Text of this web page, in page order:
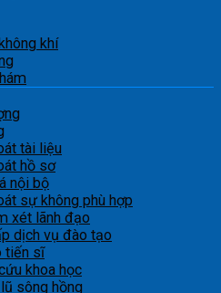
khí
tài liệu
hồ sơ
nội bộ
sự không phù hợp
xét lãnh đạo
dịch vụ đào tạo
tiến sĩ
khoa học
sông hồng